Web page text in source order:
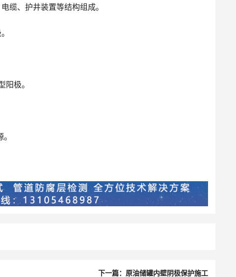
缆、护井装置等结构组成。
阳极。
下一篇：原油储罐内壁阴极保护施工